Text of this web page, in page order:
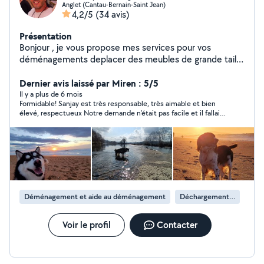
Anglet (Cantau-Bernain-Saint Jean)
4,2/5 (34 avis)
Présentation
Bonjour , je vous propose mes services pour vos
déménagements deplacer des meubles de grande taille
téléphonie, du bricolage, et autres besoins. Polyvalent
réactif et serviable c'est avec grand plaisir que je
répondrai au mieux à vos demandes si cela est dans
mes compétences bien entendu. Sur ce prenez soin de
vous et à très bientôt sur AllôVoisins.
Dernier avis laissé par Miren : 5/5
Il y a plus de 6 mois
Formidable! Sanjay est très responsable, très aimable et bien
élevé, respectueux Notre demande n’était pas facile et il fallait
Déménagement et aide au déménagement Déchargement de camion de déménagement
Voir le profil Contacter